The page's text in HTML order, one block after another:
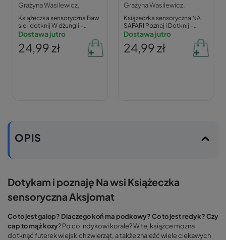
Grażyna Wasilewicz,
Książeczka sensoryczna Baw
się i dotknij W dżungli –
Grażyna Wasilewicz
Dostawa jutro
24,99 zł
Grażyna Wasilewicz,
Książeczka sensoryczna NA
SAFARI Poznaj i Dotknij –
Wasilewicz 0+
Dostawa jutro
24,99 zł
OPIS
Dotykam i poznaję Na wsi Książeczka
sensoryczna Aksjomat
Co to jest galop? Dlaczego koń ma podkowy? Co to jest redyk? Czy
cap to mąż kozy? Po co indykowi korale? W tej książce można
dotknąć futerek wiejskich zwierząt, a także znaleźć wiele ciekawych